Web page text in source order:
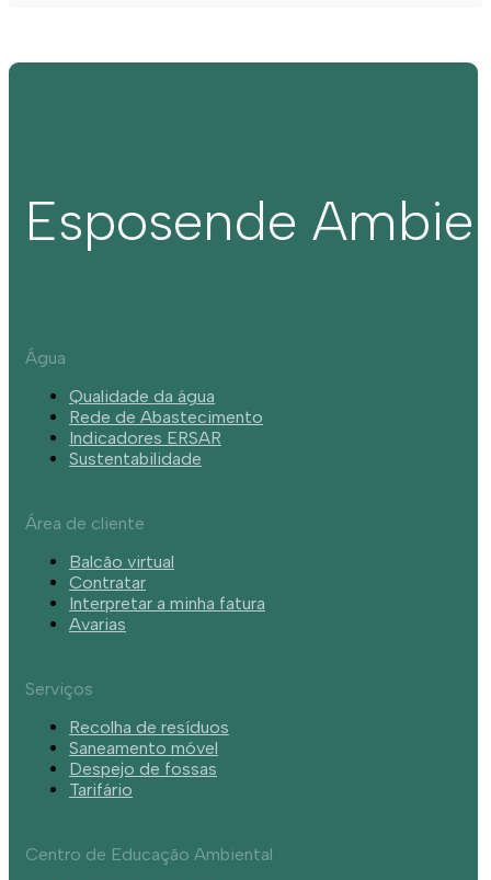
Esposende
Água
Qualidade da água
Rede de Abastecimento
Indicadores ERSAR
Sustentabilidade
Área de cliente
Balcão virtual
Contratar
Interpretar a minha fatura
Avarias
Serviços
Recolha de resíduos
Saneamento móvel
Despejo de fossas
Tarifário
Centro de Educação Ambiental